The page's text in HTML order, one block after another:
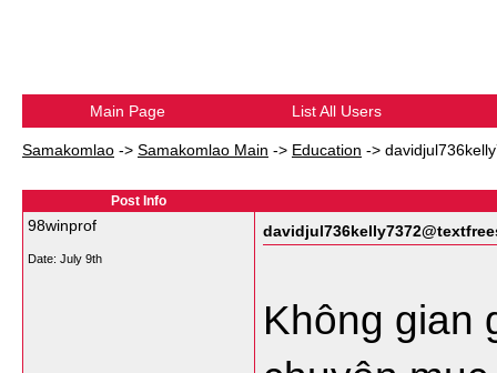
Main Page List All Users
Samakomlao -> Samakomlao Main -> Education ->
Post Info
98winprof
Date: July 9th
Không gian